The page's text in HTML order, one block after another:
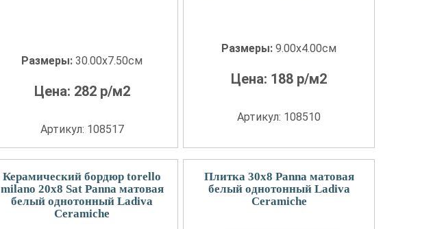
Размеры:30.00x7.50см
Цена: 282р/м2
Артикул: 108517
Размеры:9.00x4.00см
Цена: 188 р/м2
Артикул: 108510
Керамический бордюр torello
milano 20x8 Sat Panna матовая
белый однотонный Ladiva
Сeramiche
Плитка 30x8 Panna матовая
белый однотонный Ladiva
Сeramiche